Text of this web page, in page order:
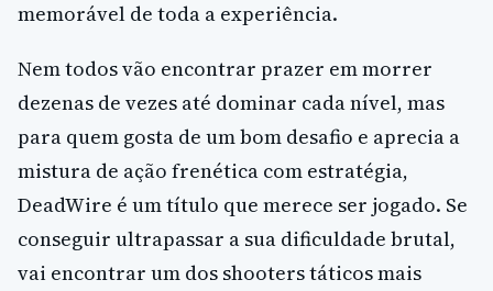
memorável de toda a experiência.
Nem todos vão encontrar prazer em morrer
dezenas de vezes até dominar cada nível, mas
para quem gosta de um bom desafio e aprecia a
mistura de ação frenética com estratégia,
DeadWire é um título que merece ser jogado. Se
conseguir ultrapassar a sua dificuldade brutal,
vai encontrar um dos shooters táticos mais